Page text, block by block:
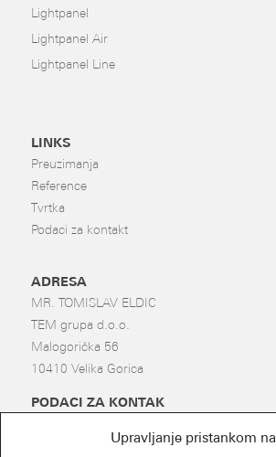
Upravljanje pristankom na
Lightpanel
Lightpanel Air
Lightpanel Line
LINKS
Preuzimanja
Reference
Tvrtka
Podaci za kontakt
ADRESA
MR. TOMISLAV ELDIC
TEM grupa d.o.o.
Malogorička 56
10410 Velika Gorica
PODACI ZA KONTAK
kontakt.hr@kuzman-led.de